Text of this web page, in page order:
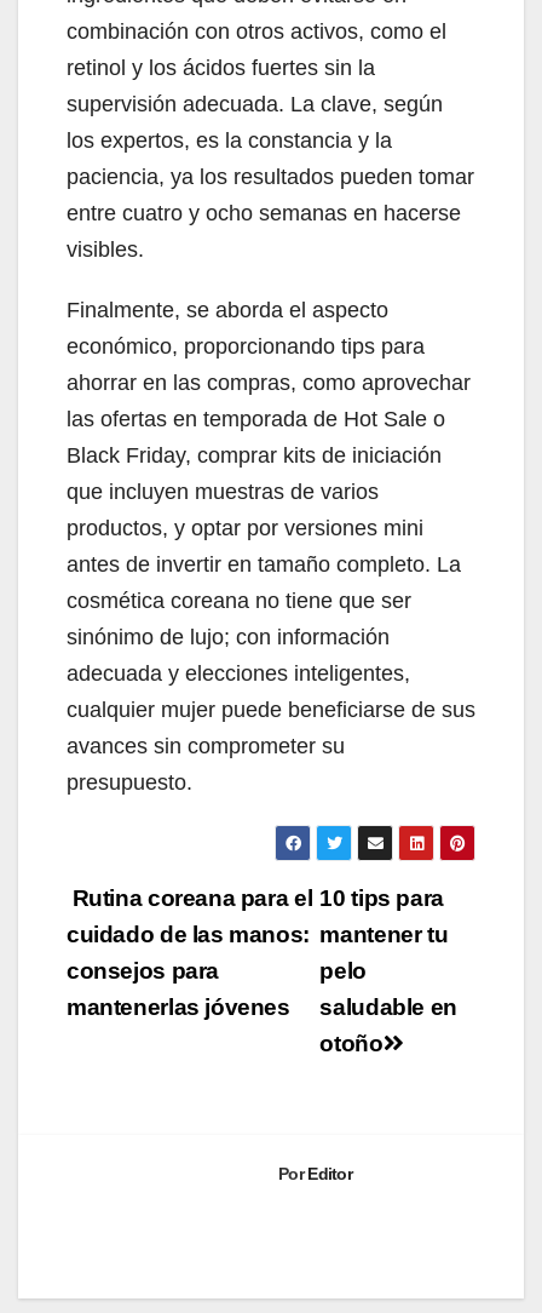
combinación con otros activos, como el
retinol y los ácidos fuertes sin la
supervisión adecuada. La clave, según
los expertos, es la constancia y la
paciencia, ya los resultados pueden tomar
entre cuatro y ocho semanas en hacerse
visibles.
Finalmente, se aborda el aspecto
económico, proporcionando tips para
ahorrar en las compras, como aprovechar
las ofertas en temporada de Hot Sale o
Black Friday, comprar kits de iniciación
que incluyen muestras de varios
productos, y optar por versiones mini
antes de invertir en tamaño completo. La
cosmética coreana no tiene que ser
sinónimo de lujo; con información
adecuada y elecciones inteligentes,
cualquier mujer puede beneficiarse de sus
avances sin comprometer su
presupuesto.
Navegación
de
entradas
10 tips para
mantener tu
pelo
saludable en
otoño
Rutina coreana para el
cuidado de las manos:
consejos para
mantenerlas jóvenes
PorEditor